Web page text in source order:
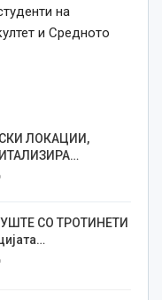
на
и Средното
ЛОКАЦИИ,
СО ТРОТИНЕТИ